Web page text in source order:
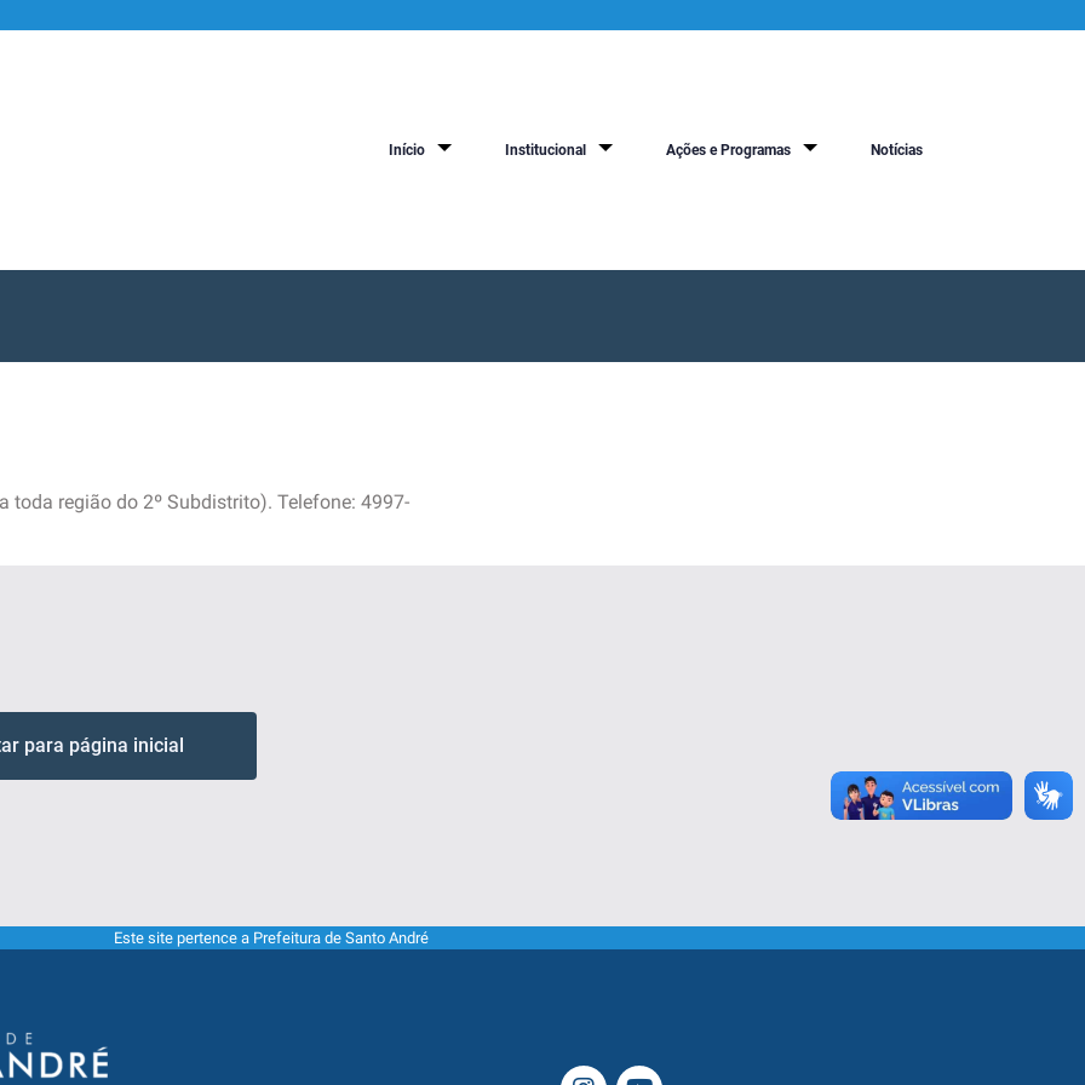
Início Institucional Ações e Programas Notícias
toda região do 2º Subdistrito). Telefone: 4997-
para página inicial
Este site pertence a Prefeitura de Santo André